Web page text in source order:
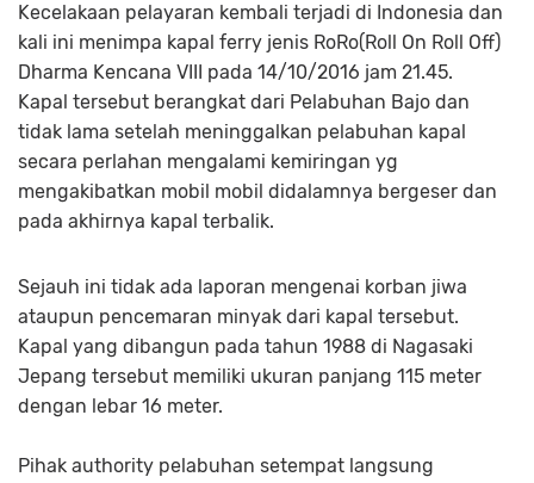
Kecelakaan pelayaran kembali terjadi di Indonesia dan
kali ini menimpa kapal ferry jenis RoRo(Roll On Roll Off)
Dharma Kencana VIII pada 14/10/2016 jam 21.45.
Kapal tersebut berangkat dari Pelabuhan Bajo dan
tidak lama setelah meninggalkan pelabuhan kapal
secara perlahan mengalami kemiringan yg
mengakibatkan mobil mobil didalamnya bergeser dan
pada akhirnya kapal terbalik.
Sejauh ini tidak ada laporan mengenai korban jiwa
ataupun pencemaran minyak dari kapal tersebut.
Kapal yang dibangun pada tahun 1988 di Nagasaki
Jepang tersebut memiliki ukuran panjang 115 meter
dengan lebar 16 meter.
Pihak authority pelabuhan setempat langsung